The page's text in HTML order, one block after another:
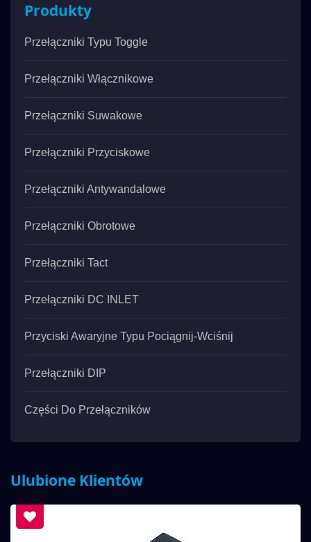
Produkty
Przełączniki Typu Toggle
Przełączniki Włącznikowe
Przełączniki Suwakowe
Przełączniki Przyciskowe
Przełączniki Antywandalowe
Przełączniki Obrotowe
Przełączniki Tact
Przełączniki DC INLET
Przyciski Awaryjne Typu Pociągnij-Wciśnij
Przełączniki DIP
Części Do Przełączników
Ulubione Klientów